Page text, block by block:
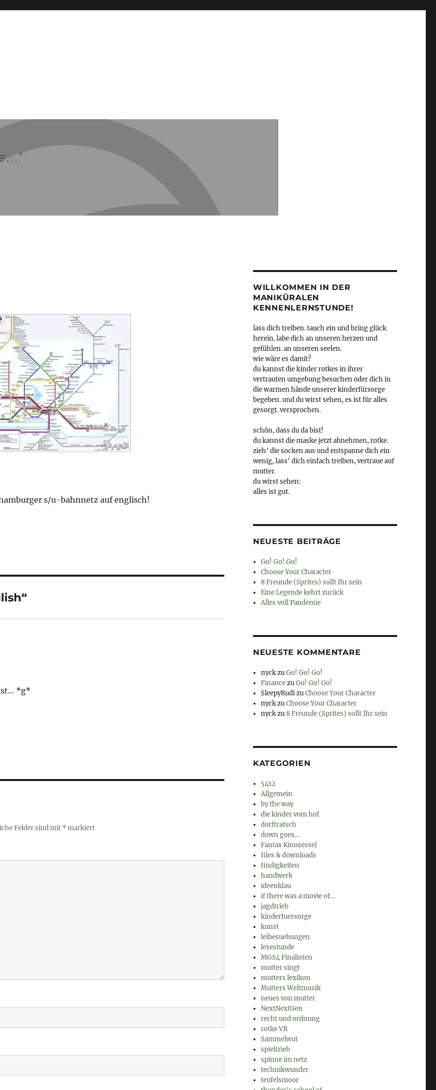
s/u-bahnnetz auf englisch!
ist… *g*
Felder sind mit *markiert
WILLKOMMEN IN DER
MANIKÜRALEN
KENNENLERNSTUNDE!
lass dich treiben. tauch ein und bring glück
herein. labe dich an unseren herzen und
gefühlen. an unseren seelen.
wie wäre es damit?
du kannst die kinder rotkes in ihrer
vertrauten umgebung besuchen oder dich in
die warmen hände unserer kinderfürsorge
begeben. und du wirst sehen, es ist für alles
gesorgt. versprochen.
schön, dass du da bist!
du kannst die maske jetzt abnehmen, rotke.
zieh' die socken aus und entspanne dich ein
wenig, lass' dich einfach treiben, vertraue auf
mutter.
du wirst sehen:
alles ist gut.
NEUESTE BEITRÄGE
Go! Go! Go!
Choose Your Character
8 Freunde (Sprites) sollt Ihr sein
Eine Legende kehrt zurück
Alles voll Pandemie
NEUESTE KOMMENTARE
nyckzuGo! Go! Go!
FinancezuGo! Go! Go!
SleepyRudizuChoose Your Character
nyckzuChoose Your Character
nyckzu 8 Freunde (Sprites) sollt Ihr sein
KATEGORIEN
5412
Allgemein
by the way
die kinder vom hof
dorftratsch
down goes…
Fantas Kinosessel
files & downloads
findigkeiten
handwerk
ideenklau
if there was a movie of…
jagdtrieb
kinderfuersorge
kunst
leibesuebungen
lesestunde
MGS4 Finalisten
mutter singt
mutters lexikon
Mutters Weltmusik
neues von mutter
NextNextGen
recht und ordnung
rotke VR
Sammelwut
spieltrieb
spinne im netz
technikwunder
teufelsmoor